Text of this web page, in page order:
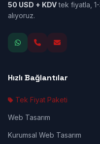
50 USD + KDVtek fiyatla,
alıyoruz.
Hızlı Bağlantılar
Tek Fiyat Paketi
Web Tasarım
Kurumsal Web Tasarım